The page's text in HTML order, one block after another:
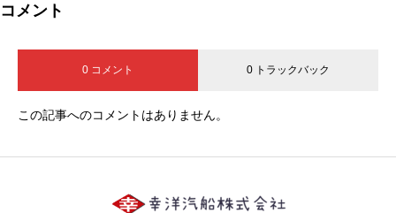
コメント
0 コメント 0 トラックバック
この記事へのコメントはありません。